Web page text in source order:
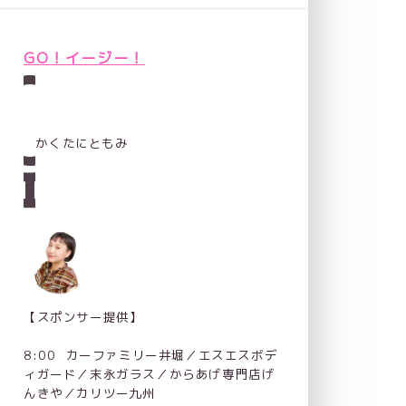
GO！イージー！
かくたにともみ
【スポンサー提供】
8:00  カーファミリー井堀／エスエスボデ
ィガード／末永ガラス／からあげ専門店げ
んきや／カリツー九州